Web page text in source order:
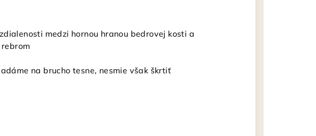
medzi hornou hranou bedrovej kosti a
na brucho tesne, nesmie však škrtiť